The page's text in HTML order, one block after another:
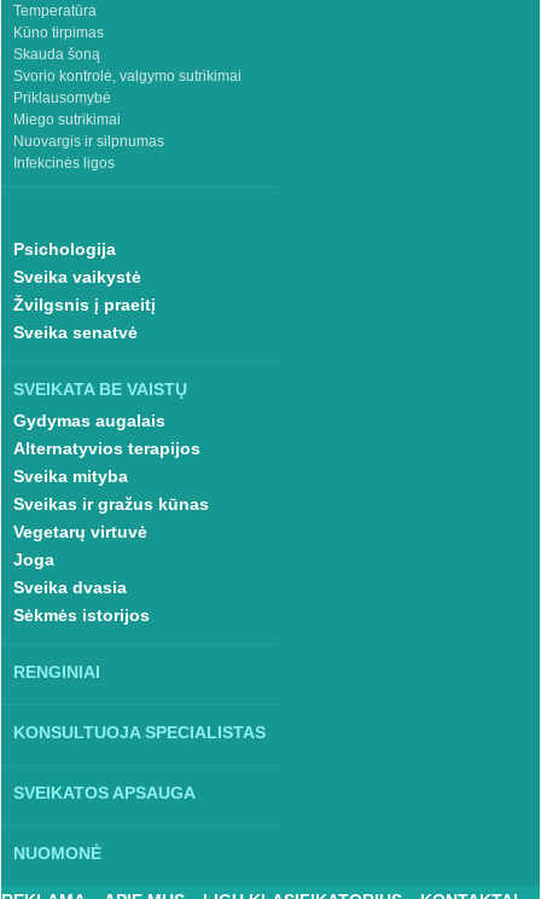
Temperatūra
Kūno tirpimas
Skauda šoną
Svorio kontrolė, valgymo sutrikimai
Priklausomybė
Miego sutrikimai
Nuovargis ir silpnumas
Infekcinės ligos
Psichologija
Sveika vaikystė
Žvilgsnis į praeitį
Sveika senatvė
SVEIKATA BE VAISTŲ
Gydymas augalais
Alternatyvios terapijos
Sveika mityba
Sveikas ir gražus kūnas
Vegetarų virtuvė
Joga
Sveika dvasia
Sėkmės istorijos
RENGINIAI
KONSULTUOJA SPECIALISTAS
SVEIKATOS APSAUGA
NUOMONĖ